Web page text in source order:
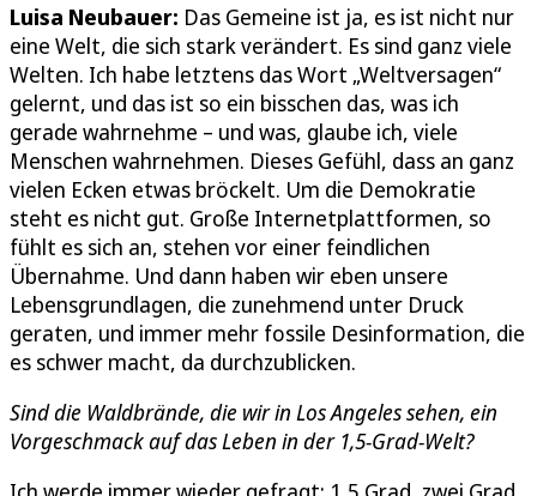
Luisa Neubauer: Das Gemeine ist ja, es ist nicht nur
eine Welt, die sich stark verändert. Es sind ganz viele
Welten. Ich habe letztens das Wort „Weltversagen“
gelernt, und das ist so ein bisschen das, was ich
gerade wahrnehme – und was, glaube ich, viele
Menschen wahrnehmen. Dieses Gefühl, dass an ganz
vielen Ecken etwas bröckelt. Um die Demokratie
steht es nicht gut. Große Internetplattformen, so
fühlt es sich an, stehen vor einer feindlichen
Übernahme. Und dann haben wir eben unsere
Lebensgrundlagen, die zunehmend unter Druck
geraten, und immer mehr fossile Desinformation, die
es schwer macht, da durchzublicken.
Sind die Waldbrände, die wir in Los Angeles sehen, ein
Vorgeschmack auf das Leben in der 1,5-Grad-Welt?